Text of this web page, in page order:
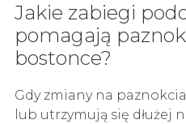
Jakie zabiegi
pomagają
bostonce?
Gdy zmiany na
lub utrzymują się dłużej